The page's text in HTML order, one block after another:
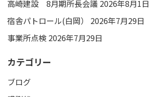
高崎建設 8月期所長会議 2026年8月1日
宿舎パトロール(白岡）
2026年7月29日
事業所点検 2026年7月29日
カテゴリー
ブログ